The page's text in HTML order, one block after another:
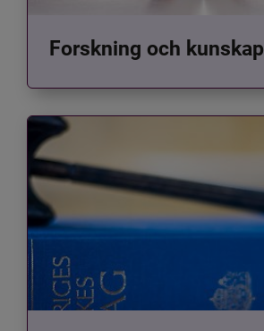
Forskning och kunskap